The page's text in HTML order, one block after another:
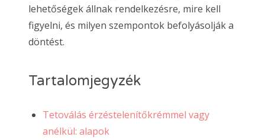
lehetőségek állnak rendelkezésre, mire kell
figyelni, és milyen szempontok befolyásolják a
döntést.
Tartalomjegyzék
Tetoválás érzéstelenítőkrémmel vagy
anélkül: alapok